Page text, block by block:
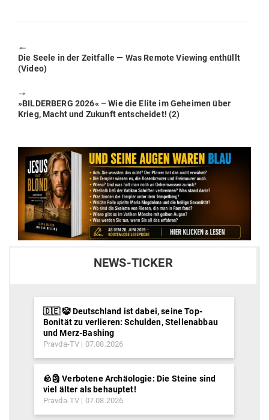
🠔
Previous
post:
Die Seele in der Zeit­falle — Was Remote Viewing ent­hüllt
(Video)
🠖
Next
post:
»BIL­DERBERG 2026« – Wie die Elite im Geheimen über
Krieg, Macht und Zukunft ent­scheidet! (2)
NEWS-TICKER
🇩🇪 🤡 Deutschland ist dabei, seine Top-
Bonität zu verlieren: Schulden, Stellenabbau
und Merz-Bashing
Pravda-TV 07.08.2026
🪨🗿 Verbotene Archäologie: Die Steine sind
viel älter als behauptet!
Pravda-TV 07.08.2026